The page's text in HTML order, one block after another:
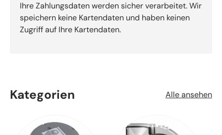
Ihre Zahlungsdaten werden sicher verarbeitet. Wir
speichern keine Kartendaten und haben keinen
Zugriff auf Ihre Kartendaten.
Kategorien Alle ansehen